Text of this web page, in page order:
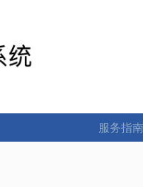
服务指南